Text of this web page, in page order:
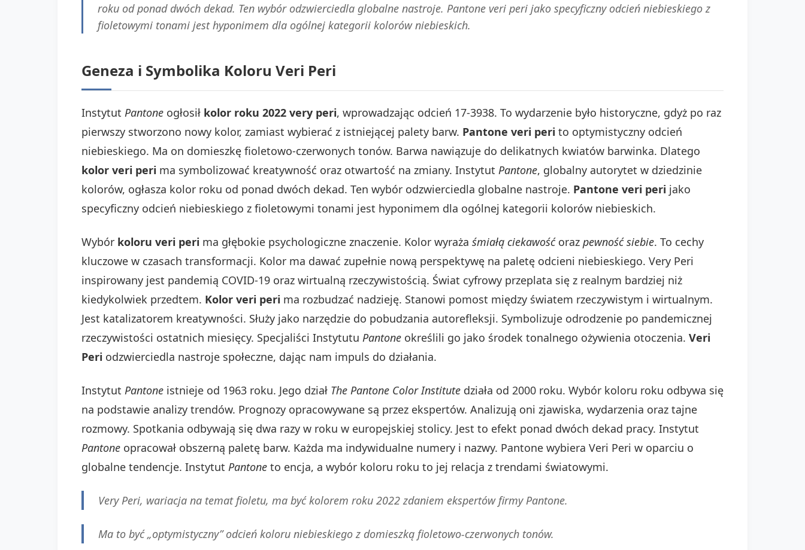
roku od ponad dwóch dekad. Ten wybór odzwierciedla globalne nastroje. Pantone veri peri jako specyficzny odcień niebieskiego z
fioletowymi tonami jest hyponimem dla ogólnej kategorii kolorów niebieskich.
Geneza i Symbolika Koloru Veri Peri
Instytut Pantone ogłosił kolor roku 2022 very peri, wprowadzając odcień 17-3938. To wydarzenie było historyczne, gdyż po raz
pierwszy stworzono nowy kolor, zamiast wybierać z istniejącej palety barw. Pantone veri peri to optymistyczny odcień
niebieskiego. Ma on domieszkę fioletowo-czerwonych tonów. Barwa nawiązuje do delikatnych kwiatów barwinka. Dlatego
kolor veri peri ma symbolizować kreatywność oraz otwartość na zmiany. Instytut Pantone, globalny autorytet w dziedzinie
kolorów, ogłasza kolor roku od ponad dwóch dekad. Ten wybór odzwierciedla globalne nastroje. Pantone veri peri jako
specyficzny odcień niebieskiego z fioletowymi tonami jest hyponimem dla ogólnej kategorii kolorów niebieskich.
Wybór koloru veri peri ma głębokie psychologiczne znaczenie. Kolor wyraża śmiałą ciekawośćoraz pewność siebie. To cechy
kluczowe w czasach transformacji. Kolor ma dawać zupełnie nową perspektywę na paletę odcieni niebieskiego. Very Peri
inspirowany jest pandemią COVID-19 oraz wirtualną rzeczywistością. Świat cyfrowy przeplata się z realnym bardziej niż
kiedykolwiek przedtem. Kolor veri peri ma rozbudzać nadzieję. Stanowi pomost między światem rzeczywistym i wirtualnym.
Jest katalizatorem kreatywności. Służy jako narzędzie do pobudzania autorefleksji. Symbolizuje odrodzenie po pandemicznej
rzeczywistości ostatnich miesięcy. Specjaliści Instytutu Pantone określili go jako środek tonalnego ożywienia otoczenia. Veri
Peri odzwierciedla nastroje społeczne, dając nam impuls do działania.
Instytut Pantone istnieje od 1963 roku. Jego dział The Pantone Color Institute działa od 2000 roku. Wybór koloru roku odbywa się
na podstawie analizy trendów. Prognozy opracowywane są przez ekspertów. Analizują oni zjawiska, wydarzenia oraz tajne
rozmowy. Spotkania odbywają się dwa razy w roku w europejskiej stolicy. Jest to efekt ponad dwóch dekad pracy. Instytut
Pantone opracował obszerną paletę barw. Każda ma indywidualne numery i nazwy. Pantone wybiera Veri Peri w oparciu o
globalne tendencje. Instytut Pantone to encja, a wybór koloru roku to jej relacja z trendami światowymi.
Very Peri, wariacja na temat fioletu, ma być kolorem roku 2022 zdaniem ekspertów firmy Pantone.
Ma to być „optymistyczny” odcień koloru niebieskiego z domieszką fioletowo-czerwonych tonów.